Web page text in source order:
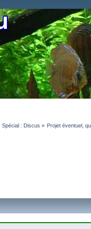
Spécial : Discus » Projet éventuel,